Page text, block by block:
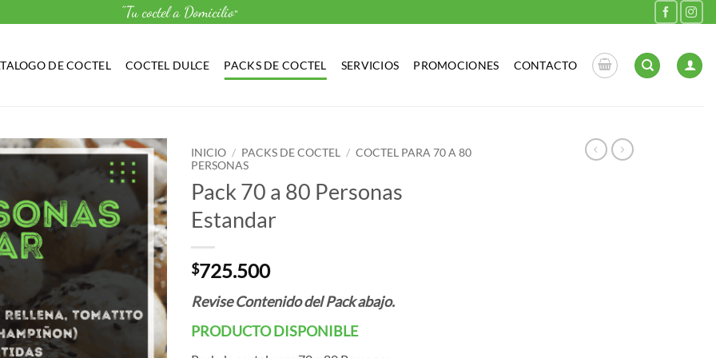
"Tu coctel a Domicilio"
DE COCTEL COCTEL DULCE PACKS DE COCTEL SERVICIOS PROMOCIONES CONTACTO
INICIO / PACKS DE COCTEL / COCTEL PARA 70 A 80
PERSONAS
Pack 70 a 80 Personas
Estandar
$725.500
Revise Contenido del Pack abajo.
PRODUCTO DISPONIBLE